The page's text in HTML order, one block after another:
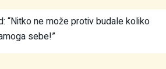
“Nitko ne može protiv budale koliko
sebe!”